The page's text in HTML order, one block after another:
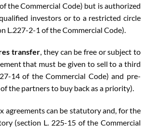
the Commercial Code) but is authorized
investors or to a restricted circle
L.227-2-1 of the Commercial Code).
transfer, they can be free or subject to
that must be given to sell to a third
14 of the Commercial Code) and pre-
the partners to buy back as a priority).
agreements can be statutory and, for the
(section L. 225-15 of the Commercial